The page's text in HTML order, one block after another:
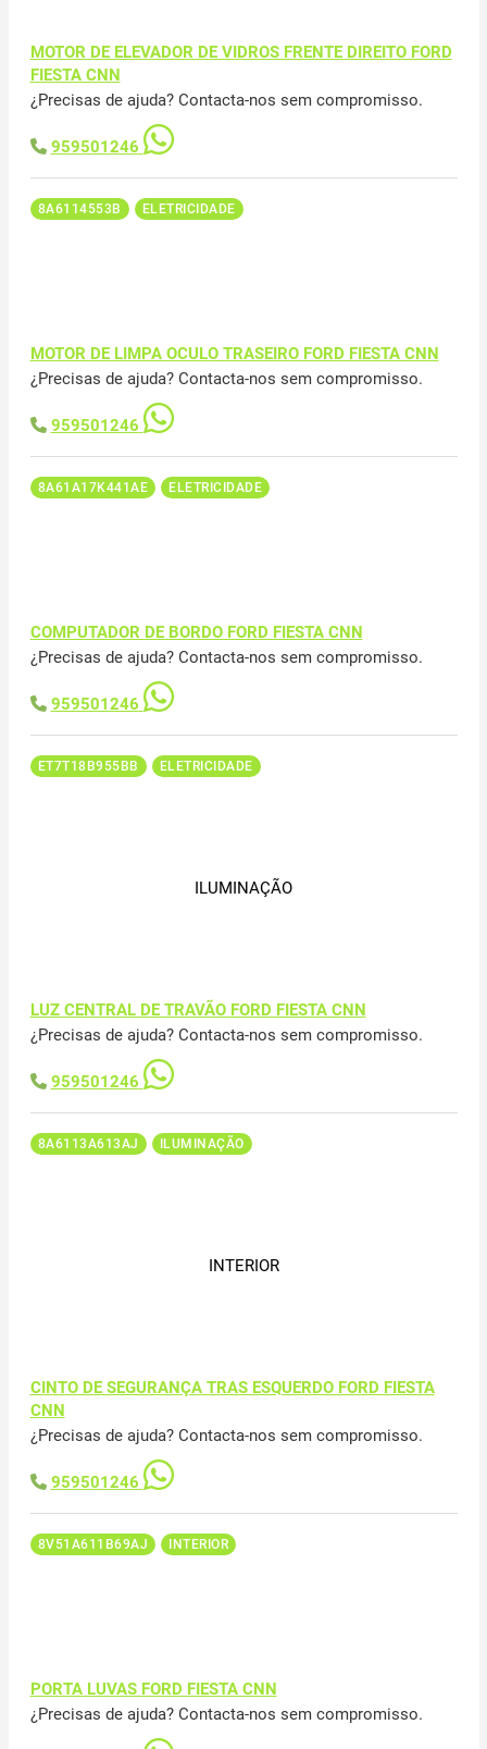
MOTOR DE ELEVADOR DE VIDROS FRENTE DIREITO FORD
FIESTA CNN
¿Precisas de ajuda? Contacta-nos sem compromisso.
959501246
8A6114553B ELETRICIDADE
MOTOR DE LIMPA OCULO TRASEIRO FORD FIESTA CNN
¿Precisas de ajuda? Contacta-nos sem compromisso.
959501246
8A61A17K441AE ELETRICIDADE
COMPUTADOR DE BORDO FORD FIESTA CNN
¿Precisas de ajuda? Contacta-nos sem compromisso.
959501246
ET7T18B955BB ELETRICIDADE
ILUMINAÇÃO
LUZ CENTRAL DE TRAVÃO FORD FIESTA CNN
¿Precisas de ajuda? Contacta-nos sem compromisso.
959501246
8A6113A613AJ ILUMINAÇÃO
INTERIOR
CINTO DE SEGURANÇA TRAS ESQUERDO FORD FIESTA
CNN
¿Precisas de ajuda? Contacta-nos sem compromisso.
959501246
8V51A611B69AJ INTERIOR
PORTA LUVAS FORD FIESTA CNN
¿Precisas de ajuda? Contacta-nos sem compromisso.